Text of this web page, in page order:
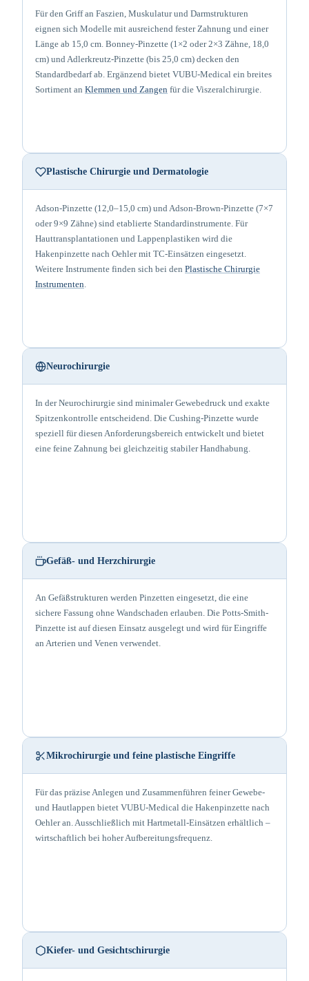
Für den Griff an Faszien, Muskulatur und Darmstrukturen
eignen sich Modelle mit ausreichend fester Zahnung und einer
Länge ab 15,0 cm. Bonney-Pinzette (1×2 oder 2×3 Zähne, 18,0
cm) und Adlerkreutz-Pinzette (bis 25,0 cm) decken den
Standardbedarf ab. Ergänzend bietet VUBU-Medical ein breites
Sortiment an Klemmen und Zangen für die Viszeralchirurgie.
Plastische Chirurgie und Dermatologie
Adson-Pinzette (12,0–15,0 cm) und Adson-Brown-Pinzette (7×7
oder 9×9 Zähne) sind etablierte Standardinstrumente. Für
Hauttransplantationen und Lappenplastiken wird die
Hakenpinzette nach Oehler mit TC-Einsätzen eingesetzt.
Weitere Instrumente finden sich bei den Plastische Chirurgie
Instrumenten.
Neurochirurgie
In der Neurochirurgie sind minimaler Gewebedruck und exakte
Spitzenkontrolle entscheidend. Die Cushing-Pinzette wurde
speziell für diesen Anforderungsbereich entwickelt und bietet
eine feine Zahnung bei gleichzeitig stabiler Handhabung.
Gefäß- und Herzchirurgie
An Gefäßstrukturen werden Pinzetten eingesetzt, die eine
sichere Fassung ohne Wandschaden erlauben. Die Potts-Smith-
Pinzette ist auf diesen Einsatz ausgelegt und wird für Eingriffe
an Arterien und Venen verwendet.
Mikrochirurgie und feine plastische Eingriffe
Für das präzise Anlegen und Zusammenführen feiner Gewebe-
und Hautlappen bietet VUBU-Medical die Hakenpinzette nach
Oehler an. Ausschließlich mit Hartmetall-Einsätzen erhältlich –
wirtschaftlich bei hoher Aufbereitungsfrequenz.
Kiefer- und Gesichtschirurgie